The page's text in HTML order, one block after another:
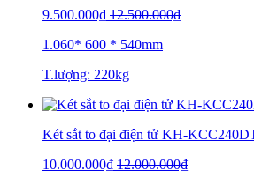
9.500.000₫ 12.500.000₫
1.060* 600 * 540mm
T.lượng: 220kg
Két sắt to đại điện tử KH-
10.000.000₫ 12.000.000₫